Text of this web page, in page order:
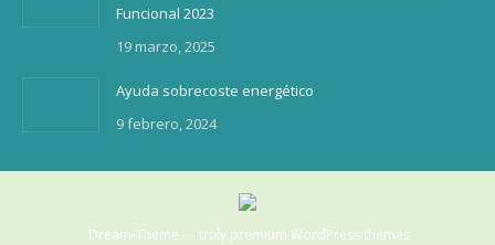
Funcional 2023
19 marzo, 2025
Ayuda sobrecoste energético
9 febrero, 2024
Dream-Theme — truly premium WordPress themes